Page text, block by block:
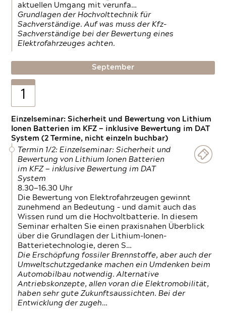
aktuellen Umgang mit verunfa…
Grundlagen der Hochvolttechnik für
Sachverständige. Auf was muss der Kfz-
Sachverständige bei der Bewertung eines
Elektrofahrzeuges achten.
September
1
Einzelseminar: Sicherheit und Bewertung von Lithium
Ionen Batterien im KFZ — inklusive Bewertung im DAT
System (2 Termine, nicht einzeln buchbar)
Termin 1/2: Einzelseminar: Sicherheit und
Bewertung von Lithium Ionen Batterien
im KFZ — inklusive Bewertung im DAT
System
8.30—16.30 Uhr
Die Bewertung von Elektrofahrzeugen gewinnt
zunehmend an Bedeutung – und damit auch das
Wissen rund um die Hochvoltbatterie. In diesem
Seminar erhalten Sie einen praxisnahen Überblick
über die Grundlagen der Lithium-Ionen-
Batterietechnologie, deren S…
Die Erschöpfung fossiler Brennstoffe, aber auch der
Umweltschutzgedanke machen ein Umdenken beim
Automobilbau notwendig. Alternative
Antriebskonzepte, allen voran die Elektromobilität,
haben sehr gute Zukunftsaussichten. Bei der
Entwicklung der zugeh…